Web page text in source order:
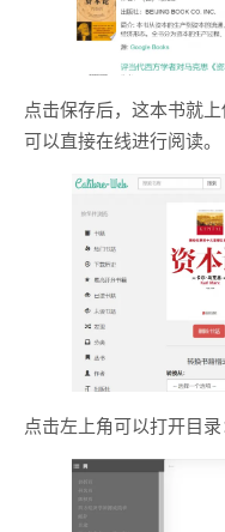
点击保存后，这本书就
可以直接在线进行阅读。
点击左上角可以打开目录